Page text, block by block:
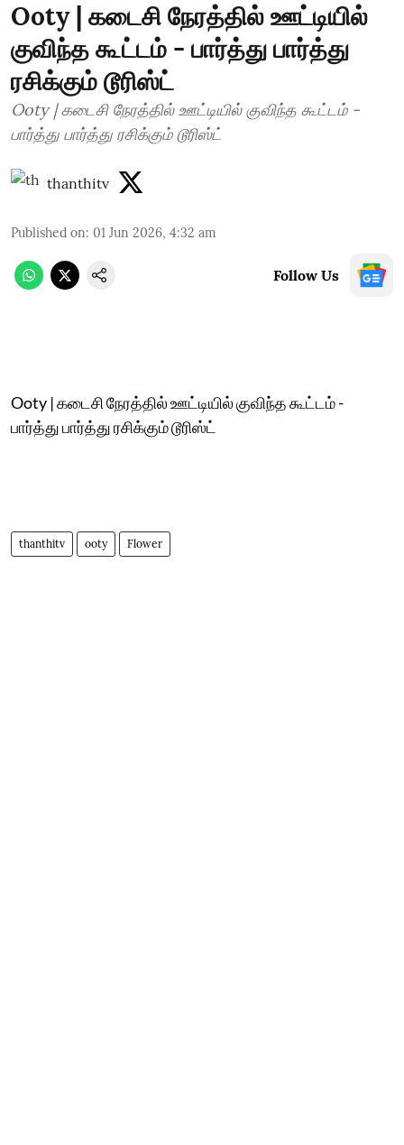
Ooty | கடைசி நேரத்தில் ஊட்டியில்
குவிந்த கூட்டம் - பார்த்து பார்த்து
ரசிக்கும் டூரிஸ்ட்
Ooty | கடைசி நேரத்தில் ஊட்டியில் குவிந்த கூட்டம் -
பார்த்து பார்த்து ரசிக்கும் டூரிஸ்ட்
thanthitv
Published on: 01 Jun 2026, 4:32 am
Follow Us
Ooty | கடைசி நேரத்தில் ஊட்டியில் குவிந்த கூட்டம் -
பார்த்து பார்த்து ரசிக்கும் டூரிஸ்ட்
thanthitv ooty Flower